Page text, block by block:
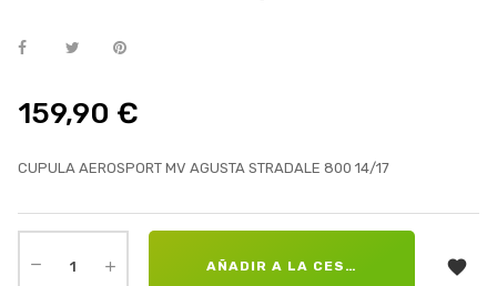
159,90 €
CUPULA AEROSPORT MV AGUSTA STRADALE 800 14/17
AÑADIR A LA CESTA 